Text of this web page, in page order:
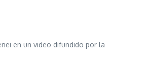
en un video difundido por la